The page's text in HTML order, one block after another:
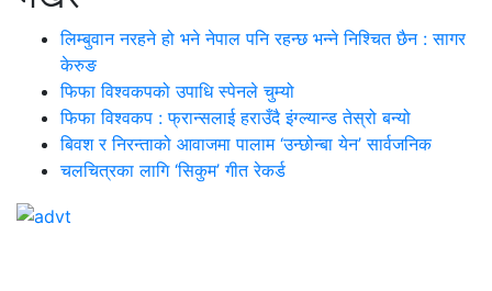
लिम्बुवान नरहने हो भने नेपाल पनि रहन्छ भन्ने निश्चित छैन : सागर
केरुङ
फिफा विश्वकपको उपाधि स्पेनले चुम्यो
फिफा विश्वकप : फ्रान्सलाई हराउँदै इंग्ल्यान्ड तेस्रो बन्यो
बिवश र निरन्ताको आवाजमा पालाम ‘उन्छोन्बा येन’ सार्वजनिक
चलचित्रका लागि ‘सिकुम’ गीत रेकर्ड